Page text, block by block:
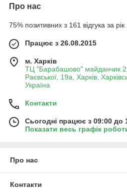
Про нас
75% позитивних з 161 відгука за рік
Працює з 26.08.2015
м. Харків
ТЦ "Барабашово" майданчик
Раєвської, 19а, Харків,
Україна
Контакти
Сьогодні працює з 09:00 до
Показати весь графік
Про нас
Контакти